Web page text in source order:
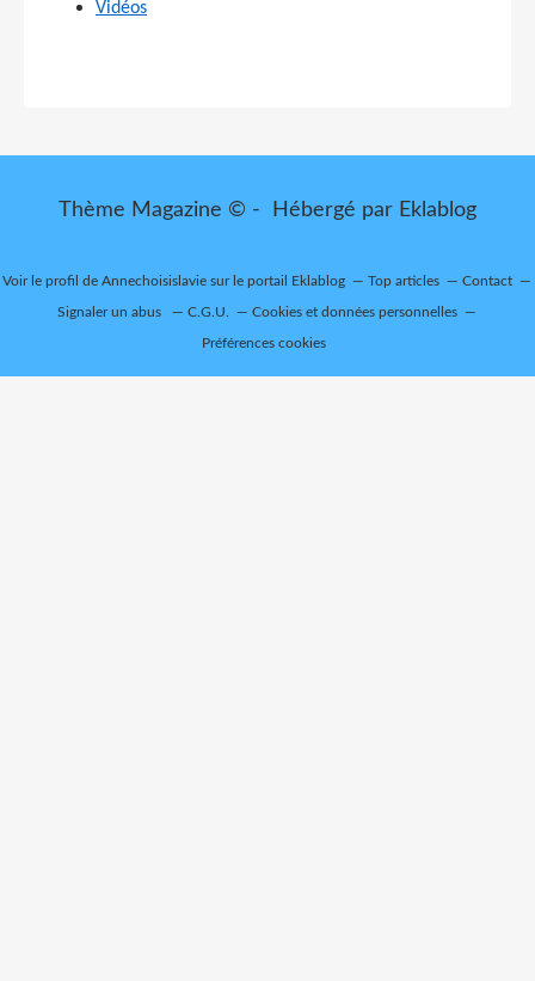
Vidéos
Thème Magazine © - Hébergé par Eklablog
Voir le profil deAnnechoisislavie sur le portail Eklablog Top articles Contact
Signaler un abus C.G.U. Cookies et données personnelles
Préférences cookies